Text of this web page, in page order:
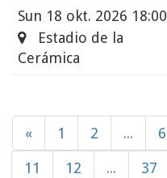
Sun 18 okt. 2026 18:00
Estadio de la
Cerámica
« 1 2 ... 6
11 12 ... 37